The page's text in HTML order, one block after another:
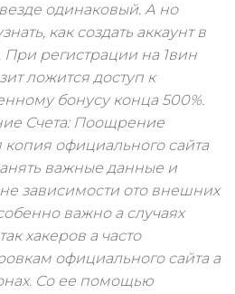
одинаковый. А но
как создать аккаунт в
При регистрации на 1вин
ложится доступ к
бонусу конца 500%.
Счета: Поощрение
официального сайта
важные данные и
зависимости ото внешних
важно а случаях
хакеров а часто
официального сайта а
Со ее помощью